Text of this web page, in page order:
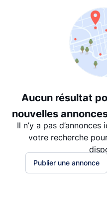
Date: les plus anciens
Aucun résultat
nouvelles
Il n’y a pas
votre recherche
Publier une annonce